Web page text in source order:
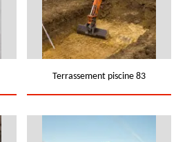
Terrassement piscine 83